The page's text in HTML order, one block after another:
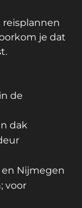
reisplannen
je dat
de
dak
Nijmegen
voor